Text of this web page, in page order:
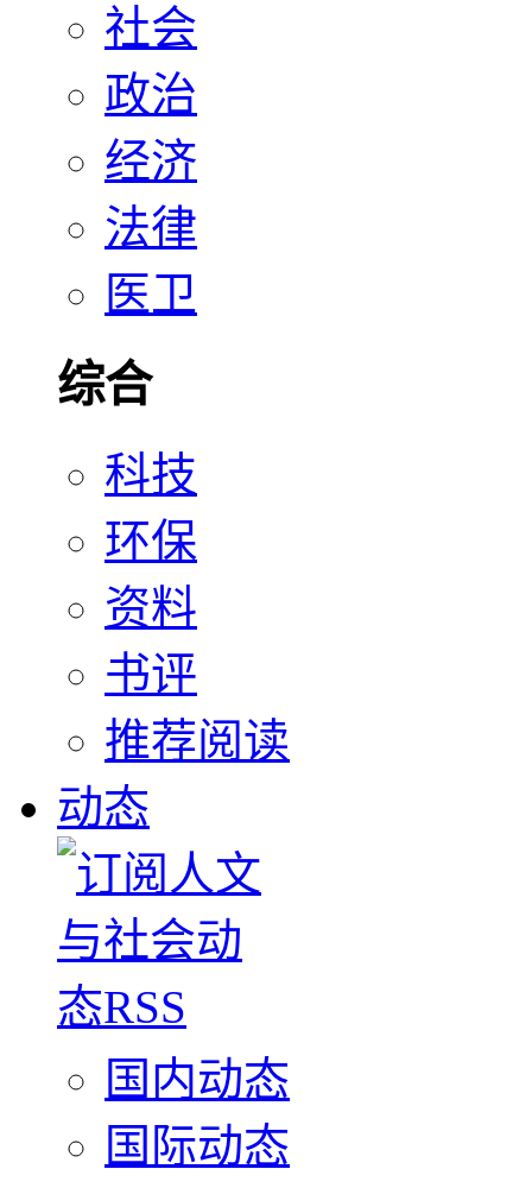
社会
政治
经济
法律
医卫
综合
科技
环保
资料
书评
推荐阅读
动态
国内动态
国际动态